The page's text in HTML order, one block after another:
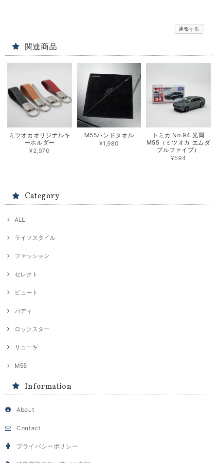
通報する
関連商品
ミツオカオリジナルキ
ーホルダー
¥2,970
M55ハンドタオル
¥1,980
トミカ No.94 光岡
M55（ミツオカ エムダ
ブルファイブ）
¥594
Category
ALL
ライフスタイル
ファッション
セレクト
ビュート
バディ
ロックスター
リューギ
M55
Information
About
Contact
プライバシーポリシー